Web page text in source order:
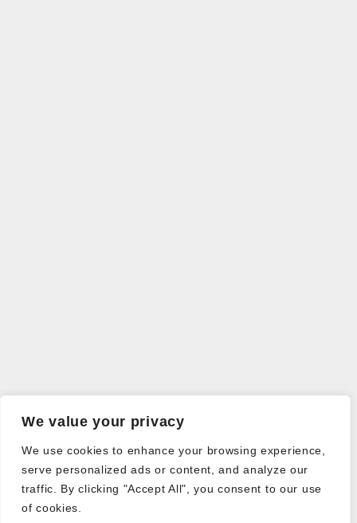
We value your privacy
We use cookies to enhance your browsing experience,
serve personalized ads or content, and analyze our
traffic. By clicking "Accept All", you consent to our use
of cookies.